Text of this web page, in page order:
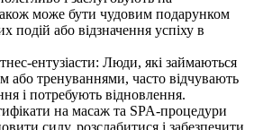
може бути чудовим подарунком
подій або відзначення успіху в
ентузіасти: Люди, які займаються
або тренуваннями, часто відчувають
і потребують відновлення.
на масаж та SPA-процедури